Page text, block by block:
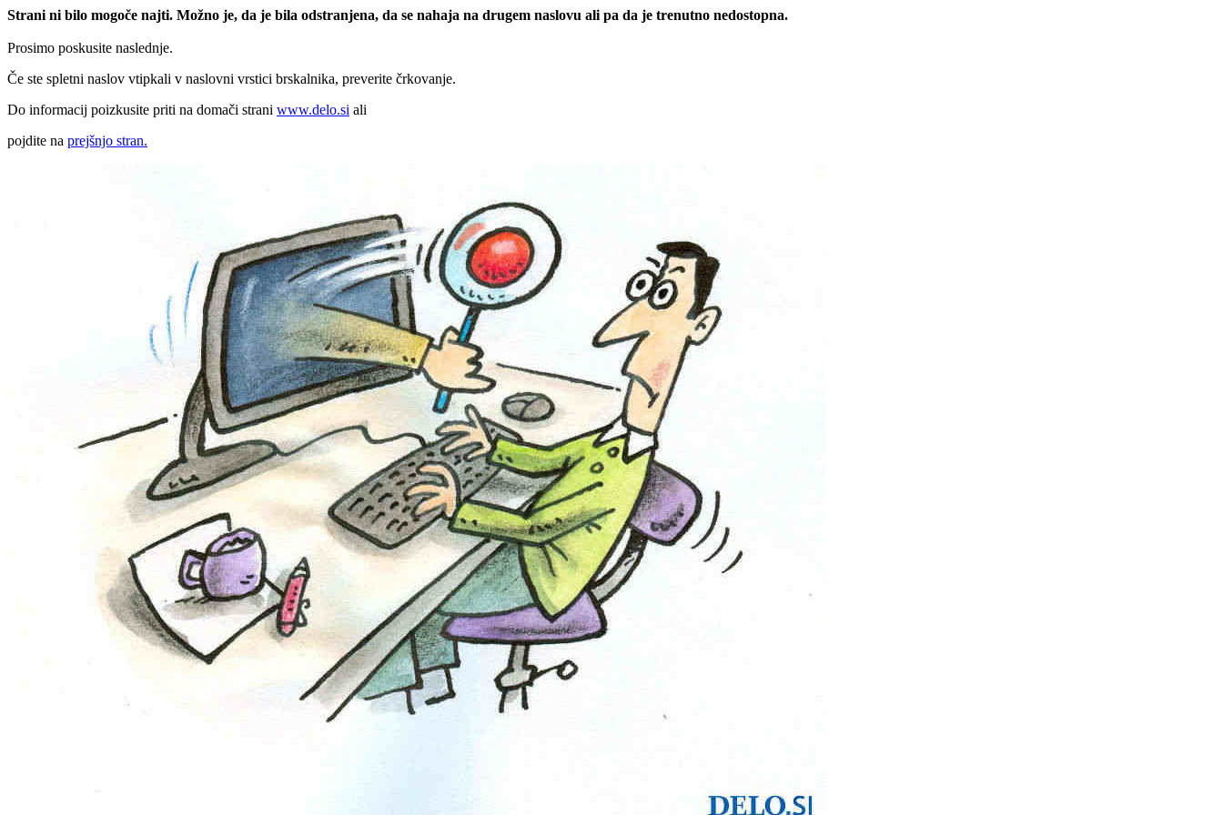
Strani ni bilo mogoče najti. Možno je, da je bila odstranjena, da se nahaja na drugem naslovu ali pa da je trenutno nedostopna.
Prosimo poskusite naslednje.
Če ste spletni naslov vtipkali v naslovni vrstici brskalnika, preverite črkovanje.
Do informacij poizkusite priti na domači strani www.delo.si ali
pojdite na prejšnjo stran.